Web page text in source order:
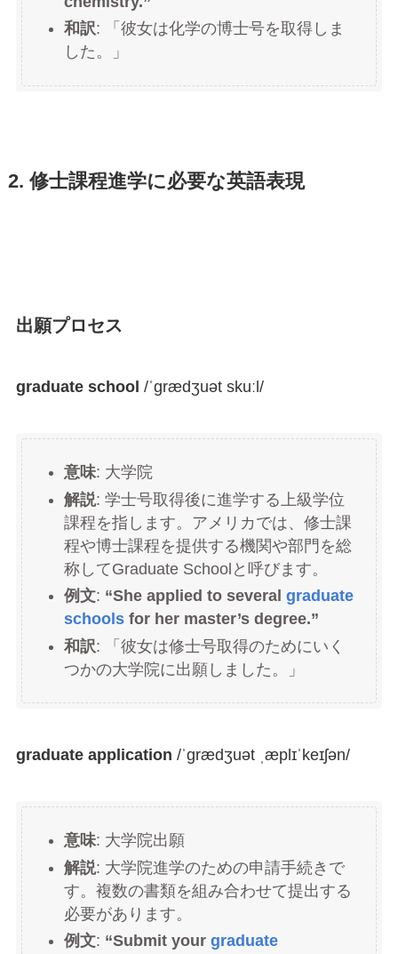
和訳: 「彼女は化学の博士号を取得しま
した。」
2. 修士課程進学に必要な英語表現
出願プロセス
graduate school /ˈɡrædʒuət skuːl/
意味: 大学院
解説: 学士号取得後に進学する上級学位
課程を指します。アメリカでは、修士課
程や博士課程を提供する機関や部門を総
称してGraduate Schoolと呼びます。
例文: “She applied to several graduate
schoolsfor her master’s degree.”
和訳: 「彼女は修士号取得のためにいく
つかの大学院に出願しました。」
graduate application /ˈɡrædʒuət ˌæplɪˈkeɪʃən/
意味: 大学院出願
解説: 大学院進学のための申請手続きで
す。複数の書類を組み合わせて提出する
必要があります。
例文: “Submit your graduate